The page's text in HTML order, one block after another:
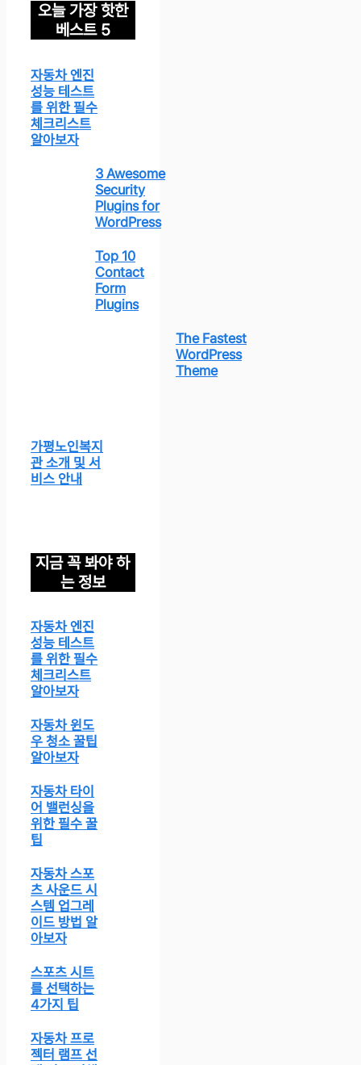
오늘 가장 핫한
베스트 5
자동차 엔진
성능 테스트
를 위한 필수
체크리스트
알아보자
3 Awesome
Security
Plugins for
WordPress
Top 10
Contact
Form
Plugins
비스 안내
자동차 엔진
를 위한 필수
체크리스트
알아보자
자동차 윈도
우 청소 꿀팁
알아보자
자동차 타이
어 밸런싱을
위한 필수 꿀
팁
자동차 스포
츠 사운드 시
스템 업그레
이드 방법 알
아보자
스포츠 시트
를 선택하는
4가지 팁
자동차 프로
젝터 램프 선
택 시 고려해
야 할 3가지
요소